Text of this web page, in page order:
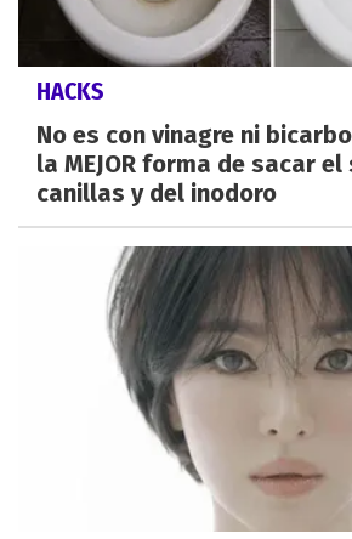
HACKS
No es con vinagre ni
la MEJOR forma de sacar
canillas y del inodoro